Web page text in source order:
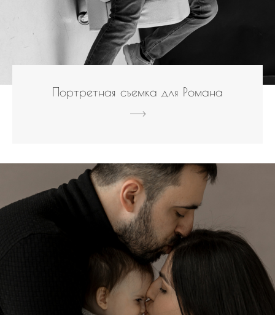
Портретная съемка для Романа